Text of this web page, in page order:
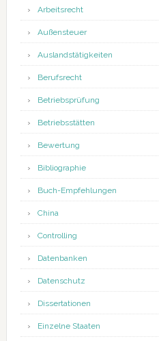
Arbeitsrecht
Außensteuer
Auslandstätigkeiten
Berufsrecht
Betriebsprüfung
Betriebsstätten
Bewertung
Bibliographie
Buch-Empfehlungen
China
Controlling
Datenbanken
Datenschutz
Dissertationen
Einzelne Staaten